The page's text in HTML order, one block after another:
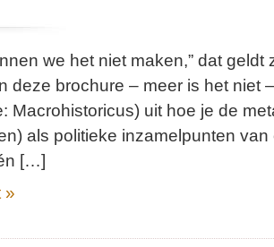
we het niet maken,” dat
deze brochure – meer is het niet
Macrohistoricus) uit hoe je de
als politieke inzamelpunten
[…]
»